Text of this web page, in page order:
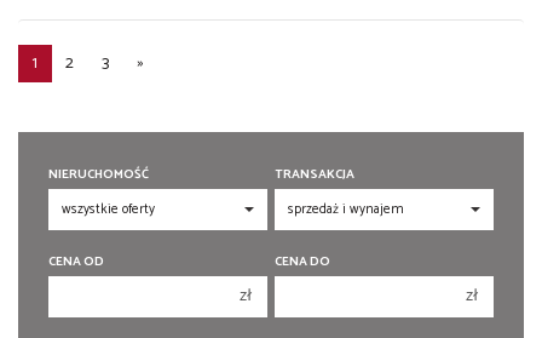
1 2 3 »
NIERUCHOMOŚĆ TRANSAKCJA
CENA OD
zł
CENA DO
zł